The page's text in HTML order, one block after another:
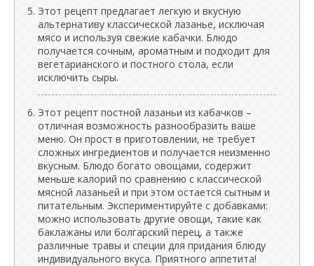
Этот рецепт предлагает легкую и вкусную
альтернативу классической лазанье, исключая
мясо и используя свежие кабачки. Блюдо
получается сочным, ароматным и подходит для
вегетарианского и постного стола, если
исключить сыры.
Этот рецепт постной лазаньи из кабачков –
отличная возможность разнообразить ваше
меню. Он прост в приготовлении, не требует
сложных ингредиентов и получается неизменно
вкусным. Блюдо богато овощами, содержит
меньше калорий по сравнению с классической
мясной лазаньей и при этом остается сытным и
питательным. Экспериментируйте с добавками:
можно использовать другие овощи, такие как
баклажаны или болгарский перец, а также
различные травы и специи для придания блюду
индивидуального вкуса. Приятного аппетита!